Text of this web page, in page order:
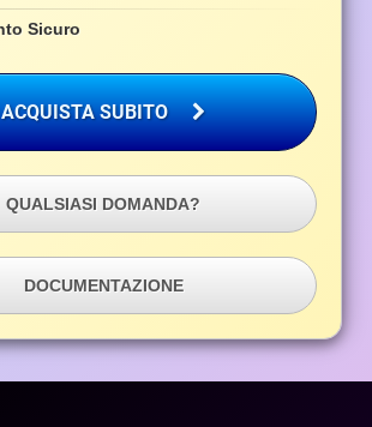
Sicuro
ACQUISTA SUBITO
QUALSIASI DOMANDA?
DOCUMENTAZIONE